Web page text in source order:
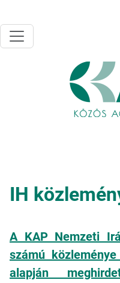
IH
A KAP Nemzeti
számú
alapján